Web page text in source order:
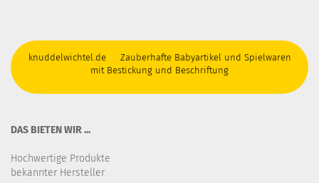
knuddelwichtel.de Zauberhafte Babyartikel und Spielwaren
mit Bestickung und Beschriftung
DAS BIETEN WIR ...
Hochwertige Produkte
bekannter Hersteller